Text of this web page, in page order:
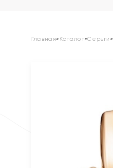
Главная» Каталог»Серьги »